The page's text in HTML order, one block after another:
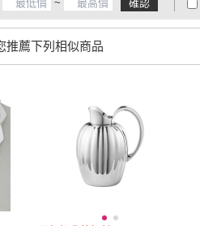
~ 確認
推薦下列相似商品